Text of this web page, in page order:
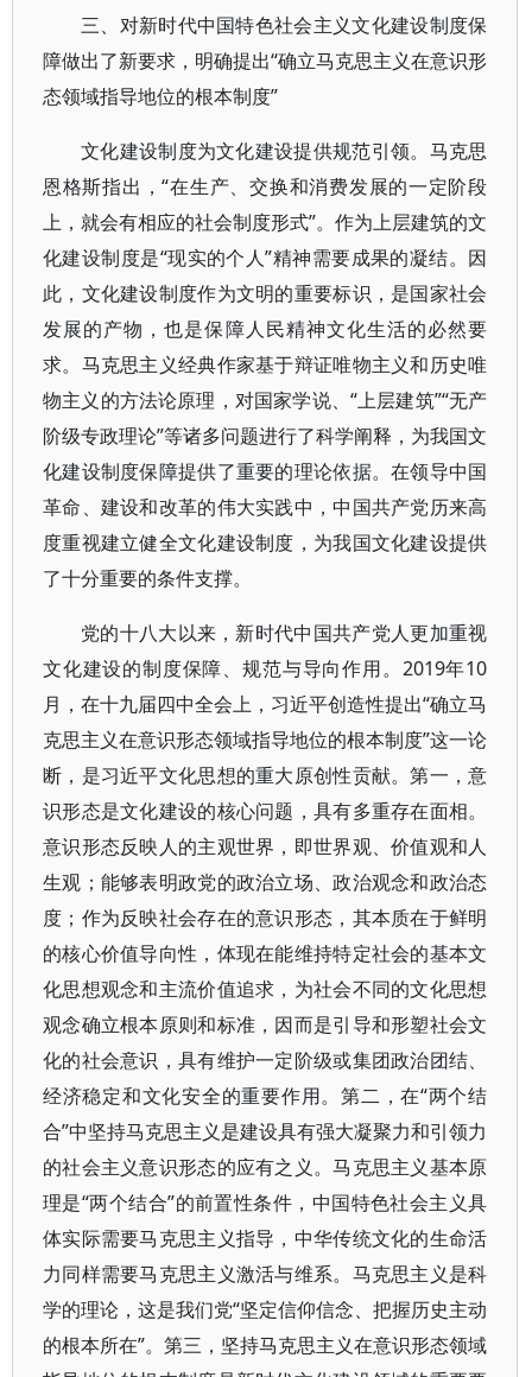
三、对新时代中国特色社会主义文化建设制度保
障做出了新要求，明确提出“确立马克思主义在意识形
态领域指导地位的根本制度”
文化建设制度为文化建设提供规范引领。马克思
恩格斯指出，“在生产、交换和消费发展的一定阶段
上，就会有相应的社会制度形式”。作为上层建筑的文
化建设制度是“现实的个人”精神需要成果的凝结。因
此，文化建设制度作为文明的重要标识，是国家社会
发展的产物，也是保障人民精神文化生活的必然要
求。马克思主义经典作家基于辩证唯物主义和历史唯
物主义的方法论原理，对国家学说、“上层建筑”“无产
阶级专政理论”等诸多问题进行了科学阐释，为我国文
化建设制度保障提供了重要的理论依据。在领导中国
革命、建设和改革的伟大实践中，中国共产党历来高
度重视建立健全文化建设制度，为我国文化建设提供
了十分重要的条件支撑。
党的十八大以来，新时代中国共产党人更加重视
文化建设的制度保障、规范与导向作用。2019年10
月，在十九届四中全会上，习近平创造性提出“确立马
克思主义在意识形态领域指导地位的根本制度”这一论
断，是习近平文化思想的重大原创性贡献。第一，意
识形态是文化建设的核心问题，具有多重存在面相。
意识形态反映人的主观世界，即世界观、价值观和人
生观；能够表明政党的政治立场、政治观念和政治态
度；作为反映社会存在的意识形态，其本质在于鲜明
的核心价值导向性，体现在能维持特定社会的基本文
化思想观念和主流价值追求，为社会不同的文化思想
观念确立根本原则和标准，因而是引导和形塑社会文
化的社会意识，具有维护一定阶级或集团政治团结、
经济稳定和文化安全的重要作用。第二，在“两个结
合”中坚持马克思主义是建设具有强大凝聚力和引领力
的社会主义意识形态的应有之义。马克思主义基本原
理是“两个结合”的前置性条件，中国特色社会主义具
体实际需要马克思主义指导，中华传统文化的生命活
力同样需要马克思主义激活与维系。马克思主义是科
学的理论，这是我们党“坚定信仰信念、把握历史主动
的根本所在”。第三，坚持马克思主义在意识形态领域